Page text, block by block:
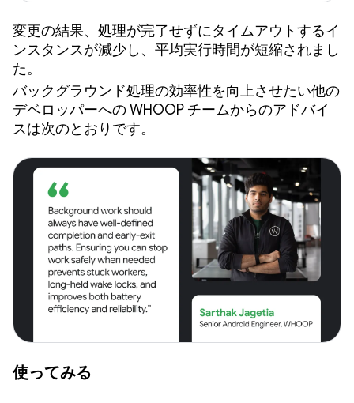
変更の結果、処理が完了せずにタイムアウトするイ
ンスタンスが減少し、平均実行時間が短縮されまし
た。
バックグラウンド処理の効率性を向上させたい他の
デベロッパーへの WHOOP チームからのアドバイ
スは次のとおりです。
使ってみる